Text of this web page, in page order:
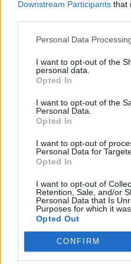
Downstream Participants that
Personal Data
I want to opt-out of the
personal data.
Opted In
I want to opt-out of the
Personal Data.
Opted In
I want to opt-out of
Personal Data for
Opted In
I want to opt-out of
Retention, Sale, and/or
Personal Data that Is
Purposes for which it
Opted Out
CONFIRM
του έτους
πρόγραμμα στήριξης- Κάλυψη
Η Toyota φέρνει νέα γενιά
μπαταριών για τα υβριδικά της
Σασλόγλου: «Ξεχνάμε ό,τι έγινε
και προχωράμε»